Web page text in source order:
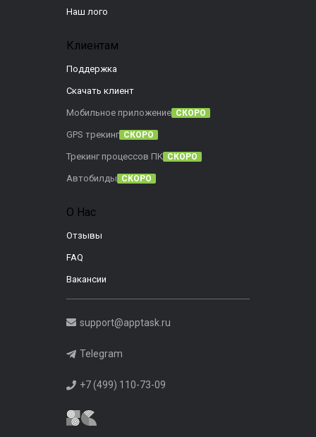
Наш лого
Клиентам
Поддержка
Скачать клиент
Мобильное приложение СКОРО
GPS трекинг СКОРО
Трекинг процессов ПК СКОРО
Автобилды СКОРО
О Нас
Отзывы
FAQ
Вакансии
support@apptask.ru
Telegram
+7 (499) 110-73-09